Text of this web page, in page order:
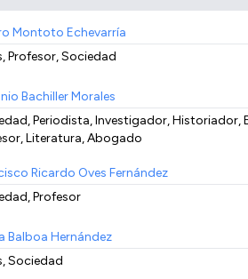
Montoto Echevarría
Profesor, Sociedad
Bachiller Morales
Periodista, Investigador, Historiador,
Literatura, Abogado
Ricardo Oves Fernández
Profesor
Balboa Hernández
Sociedad